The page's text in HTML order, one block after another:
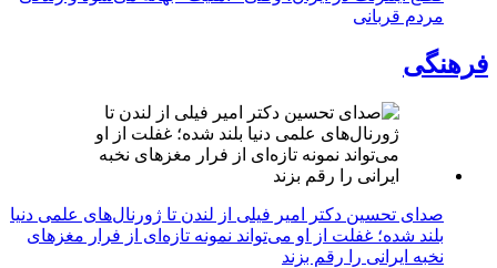
مردم قربانی
فرهنگی
صدای تحسین دکتر امیر فیلی از لندن تا ژورنال‌های علمی دنیا
بلند شده؛ غفلت از او می‌تواند نمونه تازه‌ای از فرار مغزهای
نخبه ایرانی را رقم بزند